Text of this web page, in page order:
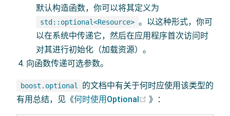
默认构造函数，你可以将其定义为
std::optional<Resource> 。以这种形式，你可
以在系统中传递它，然后在应用程序首次访问时
对其进行初始化（加载资源）。
向函数传递可选参数。
boost.optional
的文档中有关于何时应使用该类型的
有用总结，见《何时使用Optional (opens new window)
》：